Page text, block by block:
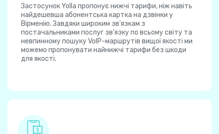
Застосунок Yolla пропонує нижчі тарифи, ніж навіть
найдешевша абонентська картка на дзвінки у
Вірменію. Завдяки широким зв'язкам з
постачальниками послуг зв'язку по всьому світу та
невпинному пошуку VoIP-маршрутів вищої якості ми
можемо пропонувати найнижчі тарифи без шкоди
для якості.